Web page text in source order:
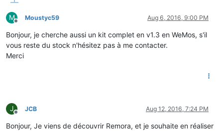
M
Offline
Moustyc59 Aug 6, 2016, 9:00 PM
Bonjour, je cherche aussi un kit complet en v1.3 en WeMos, s'il
vous reste du stock n'hésitez pas à me contacter.
Merci
J
Offline
JCB Aug 12, 2016, 7:24 PM
Bonjour, Je viens de découvrir Remora, et je souhaite en réaliser